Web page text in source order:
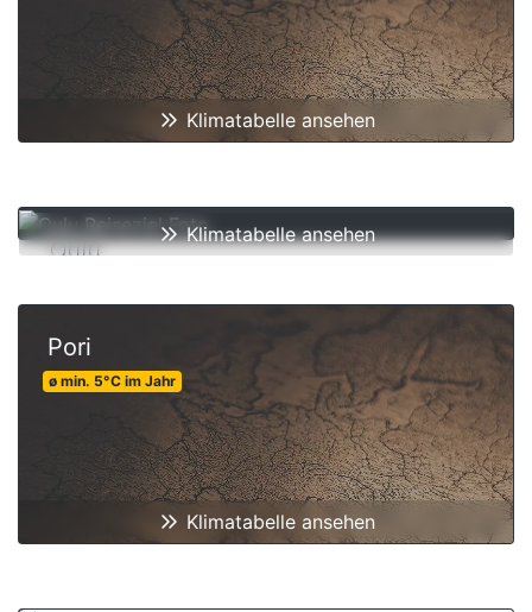
Klimatabelle ansehen
Oulu
Klimatabelle ansehen
Pori
ø min. 5°C im Jahr
Klimatabelle ansehen